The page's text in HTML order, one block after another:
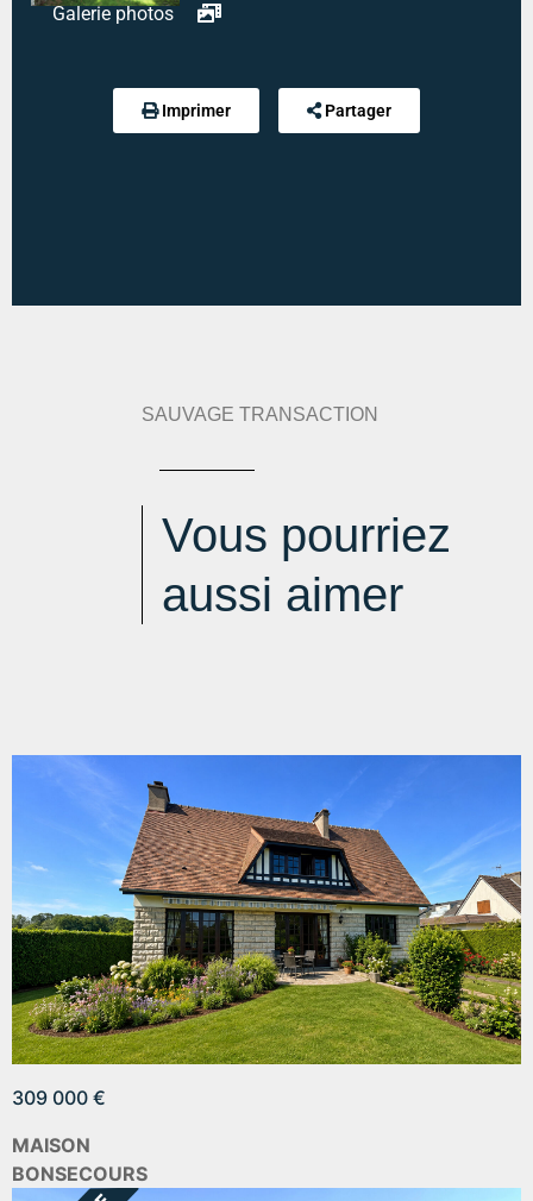
Chambre 2 :8.5 m²
Chambre 3 :11.9 m²
CHARGES FORFAITAIRE
Galerie photos
Imprimer Partager
SAUVAGE TRANSACTION
Vous pourriez
aussi aimer
309 000 €
MAISON
BONSECOURS